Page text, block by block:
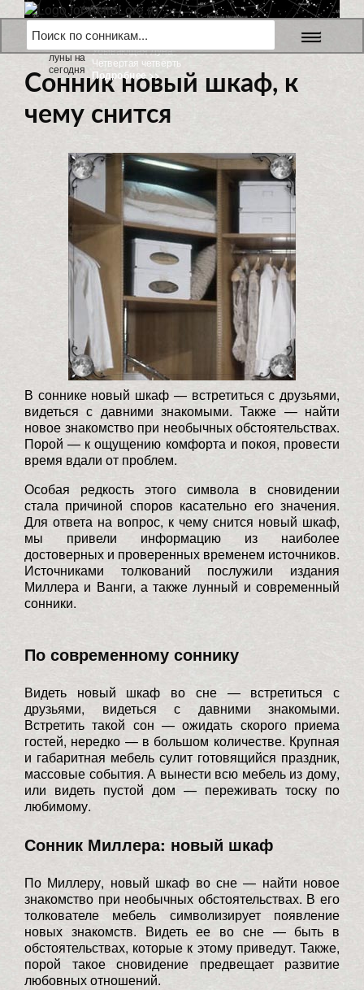
6 августа 2026 г.
Убывающая Луна
Четвертая четверть
Подробнее >>
Сонник новый шкаф, к
чему снится
В соннике новый шкаф — встретиться с друзьями,
видеться с давними знакомыми. Также — найти
новое знакомство при необычных обстоятельствах.
Порой — к ощущению комфорта и покоя, провести
время вдали от проблем.
Особая редкость этого символа в сновидении
стала причиной споров касательно его значения.
Для ответа на вопрос, к чему снится новый шкаф,
мы привели информацию из наиболее
достоверных и проверенных временем источников.
Источниками толкований послужили издания
Миллера и Ванги, а также лунный и современный
сонники.
По современному соннику
Видеть новый шкаф во сне — встретиться с
друзьями, видеться с давними знакомыми.
Встретить такой сон — ожидать скорого приема
гостей, нередко — в большом количестве. Крупная
и габаритная мебель сулит готовящийся праздник,
массовые события. А вынести всю мебель из дому,
или видеть пустой дом — переживать тоску по
любимому.
Сонник Миллера: новый шкаф
По Миллеру, новый шкаф во сне — найти новое
знакомство при необычных обстоятельствах. В его
толкователе мебель символизирует появление
новых знакомств. Видеть ее во сне — быть в
обстоятельствах, которые к этому приведут. Также,
порой такое сновидение предвещает развитие
любовных отношений.